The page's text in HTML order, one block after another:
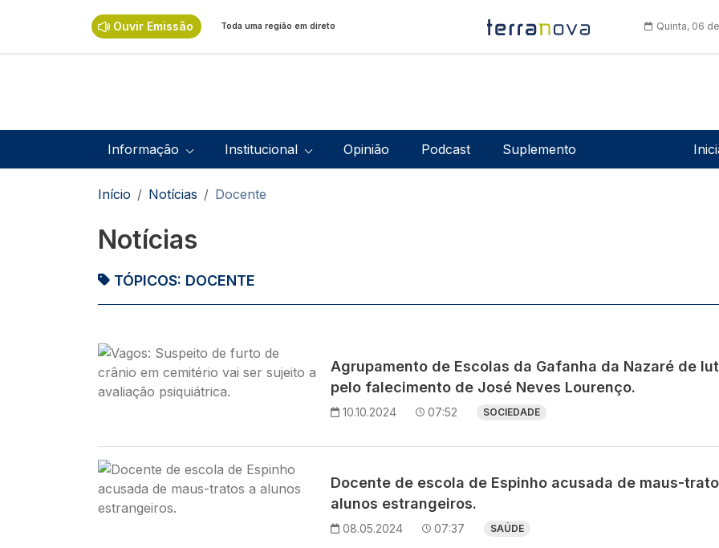
Ouvir Emissão Toda uma região em direto Quinta, 06
Navegação principal
Informação Institucional Opinião Podcast Suplemento
Navegação estrutural
Início Notícias Docente
Notícias
TÓPICOS: DOCENTE
Imagem
Agrupamento de Escolas da Gafanha da Nazaré de
pelo falecimento de José Neves Lourenço.
10.10.2024 07:52 SOCIEDADE
Imagem
Docente de escola de Espinho acusada de maus-
alunos estrangeiros.
08.05.2024 07:37 SAÚDE